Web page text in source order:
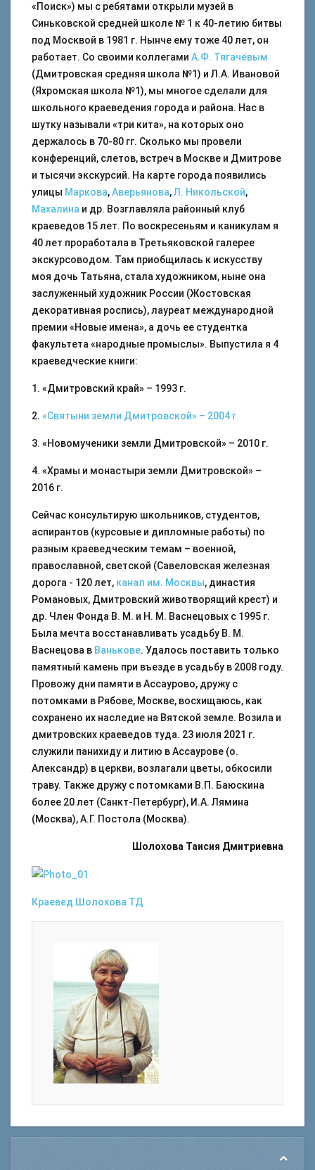
«Поиск») мы с ребятами открыли музей в
Синьковской средней школе № 1 к 40-летию битвы
под Москвой в 1981 г. Нынче ему тоже 40 лет, он
работает. Со своими коллегами А.Ф. Тягачёвым
(Дмитровская средняя школа №1) и Л.А. Ивановой
(Яхромская школа №1), мы многое сделали для
школьного краеведения города и района. Нас в
шутку называли «три кита», на которых оно
держалось в 70-80 гг. Сколько мы провели
конференций, слетов, встреч в Москве и Дмитрове
и тысячи экскурсий. На карте города появились
улицы Маркова,Аверьянова,Л. Никольской,
Махалина и др. Возглавляла районный клуб
краеведов 15 лет. По воскресеньям и каникулам я
40 лет проработала в Третьяковской галерее
экскурсоводом. Там приобщилась к искусству
моя дочь Татьяна, стала художником, ныне она
заслуженный художник России (Жостовская
декоративная роспись), лауреат международной
премии «Новые имена», а дочь ее студентка
факультета «народные промыслы». Выпустила я 4
краеведческие книги:
1. «Дмитровский край» – 1993 г.
2. «Святыни земли Дмитровской» – 2004 г.
3. «Новомученики земли Дмитровской» – 2010 г.
4. «Храмы и монастыри земли Дмитровской» –
2016 г.
Сейчас консультирую школьников, студентов,
аспирантов (курсовые и дипломные работы) по
разным краеведческим темам – военной,
православной, светской (Савеловская железная
дорога - 120 лет, канал им. Москвы, династия
Романовых, Дмитровский животворящий крест) и
др. Член Фонда В. М. и Н. М. Васнецовых с 1995 г.
Была мечта восстанавливать усадьбу В. М.
Васнецова в Ванькове. Удалось поставить только
памятный камень при въезде в усадьбу в 2008 году.
Провожу дни памяти в Ассаурово, дружу с
потомками в Рябове, Москве, восхищаюсь, как
сохранено их наследие на Вятской земле. Возила и
дмитровских краеведов туда. 23 июля 2021 г.
служили панихиду и литию в Ассаурове (о.
Александр) в церкви, возлагали цветы, обкосили
траву. Также дружу с потомками В.П. Баюскина
более 20 лет (Санкт-Петербург), И.А. Лямина
(Москва), А.Г. Постола (Москва).
Шолохова Таисия Дмитриевна
Краевед Шолохова ТД